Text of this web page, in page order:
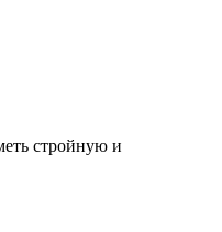
стройную и